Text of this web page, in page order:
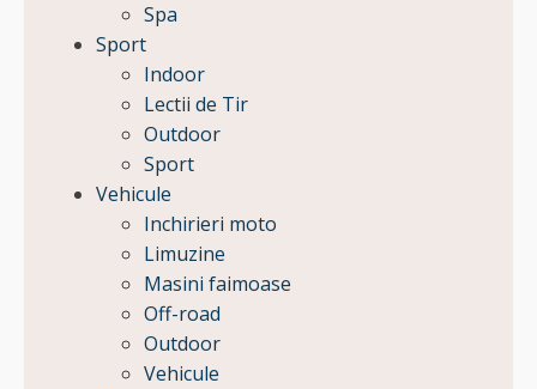
Spa
Sport
Indoor
Lectii de Tir
Outdoor
Sport
Vehicule
Inchirieri moto
Limuzine
Masini faimoase
Off-road
Outdoor
Vehicule